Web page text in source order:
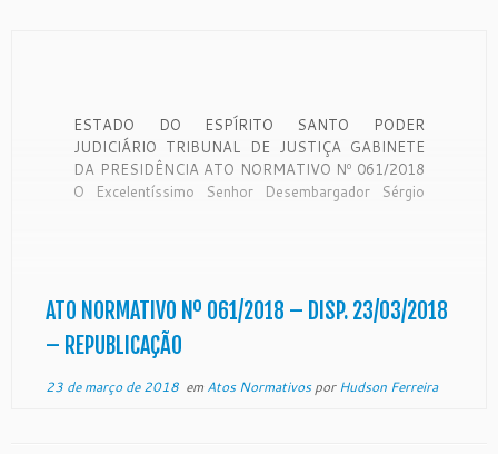
ESTADO DO ESPÍRITO SANTO PODER
JUDICIÁRIO TRIBUNAL DE JUSTIÇA GABINETE
DA PRESIDÊNCIA ATO NORMATIVO Nº 061/2018
O Excelentíssimo Senhor Desembargador Sérgio
ATO NORMATIVO Nº 061/2018 – DISP. 23/03/2018
– REPUBLICAÇÃO
23 de março de 2018em Atos NormativosporHudson Ferreira